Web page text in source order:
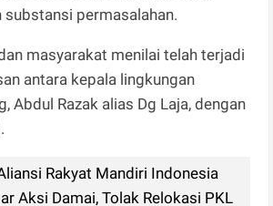
permasalahan.
masyarakat menilai telah terjadi
antara kepala lingkungan
Abdul Razak alias Dg Laja, dengan
Rakyat Mandiri Indonesia
Aksi Damai, Tolak Relokasi PKL